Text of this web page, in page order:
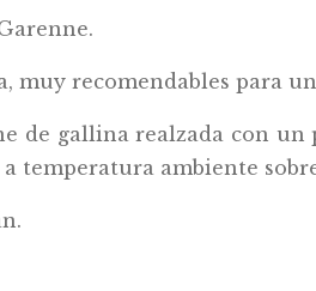
muy recomendables para
de gallina realzada con
temperatura ambiente